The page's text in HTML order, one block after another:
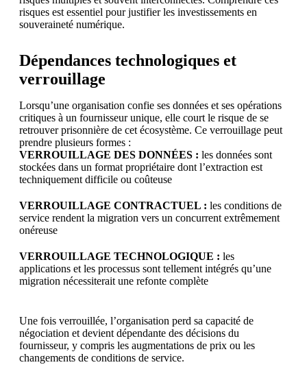
risques est essentiel pour justifier les investissements en
souveraineté numérique.
Dépendances technologiques et
verrouillage
Lorsqu’une organisation confie ses données et ses opérations
critiques à un fournisseur unique, elle court le risque de se
retrouver prisonnière de cet écosystème. Ce verrouillage peut
prendre plusieurs formes :
VERROUILLAGE DES DONNÉES : les données sont
stockées dans un format propriétaire dont l’extraction est
techniquement difficile ou coûteuse
VERROUILLAGE CONTRACTUEL : les conditions de
service rendent la migration vers un concurrent extrêmement
onéreuse
VERROUILLAGE TECHNOLOGIQUE : les
applications et les processus sont tellement intégrés qu’une
migration nécessiterait une refonte complète
Une fois verrouillée, l’organisation perd sa capacité de
négociation et devient dépendante des décisions du
fournisseur, y compris les augmentations de prix ou les
changements de conditions de service.